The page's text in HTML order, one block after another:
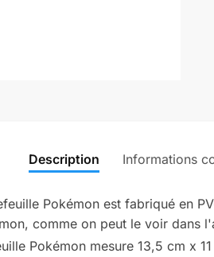
Description Informations
Pokémon est fabriqué en
comme on peut le voir dans
Pokémon mesure 13,5 cm x